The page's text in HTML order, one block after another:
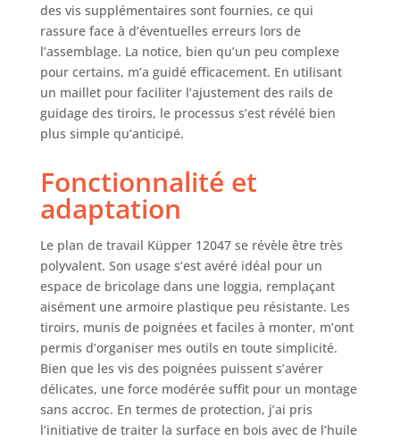
des vis supplémentaires sont fournies, ce qui
rassure face à d’éventuelles erreurs lors de
l’assemblage. La notice, bien qu’un peu complexe
pour certains, m’a guidé efficacement. En utilisant
un maillet pour faciliter l’ajustement des rails de
guidage des tiroirs, le processus s’est révélé bien
plus simple qu’anticipé.
Fonctionnalité et
adaptation
Le plan de travail Küpper 12047 se révèle être très
polyvalent. Son usage s’est avéré idéal pour un
espace de bricolage dans une loggia, remplaçant
aisément une armoire plastique peu résistante. Les
tiroirs, munis de poignées et faciles à monter, m’ont
permis d’organiser mes outils en toute simplicité.
Bien que les vis des poignées puissent s’avérer
délicates, une force modérée suffit pour un montage
sans accroc. En termes de protection, j’ai pris
l’initiative de traiter la surface en bois avec de l’huile